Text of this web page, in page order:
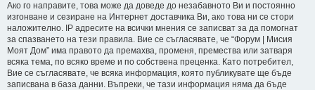
Ако го направите, това може да доведе до незабавното Ви и постоянно
изгонване и сезиране на Интернет доставчика Ви, ако това ни се стори
наложително. IP адресите на всички мнения се записват за да помогнат
за спазването на тези правила. Вие се съгласявате, че “Форум | Мисия
Моят Дом” има правото да премахва, променя, премества или затваря
всяка тема, по всяко време и по собствена преценка. Като потребител,
Вие се съгласявате, че всяка информация, която публикувате ще бъде
записвана в база данни. Въпреки, че тази информация няма да бъде